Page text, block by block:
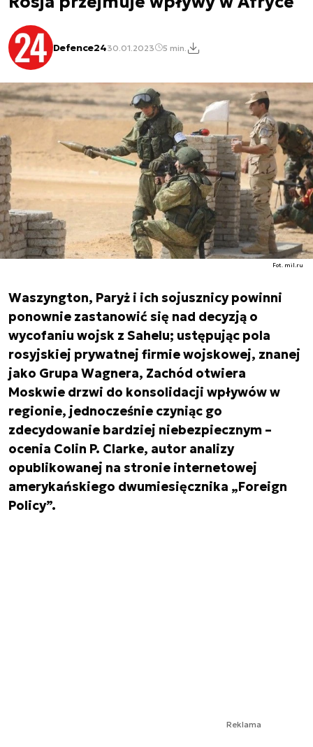
Defence2430.01.2023 5 min.
Fot. mil.ru
Waszyngton, Paryż i ich sojusznicy powinni
ponownie zastanowić się nad decyzją o
wycofaniu wojsk z Sahelu; ustępując pola
rosyjskiej prywatnej firmie wojskowej, znanej
jako Grupa Wagnera, Zachód otwiera
Moskwie drzwi do konsolidacji wpływów w
regionie, jednocześnie czyniąc go
zdecydowanie bardziej niebezpiecznym –
ocenia Colin P. Clarke, autor analizy
opublikowanej na stronie internetowej
amerykańskiego dwumiesięcznika „Foreign
Policy”.
Reklama